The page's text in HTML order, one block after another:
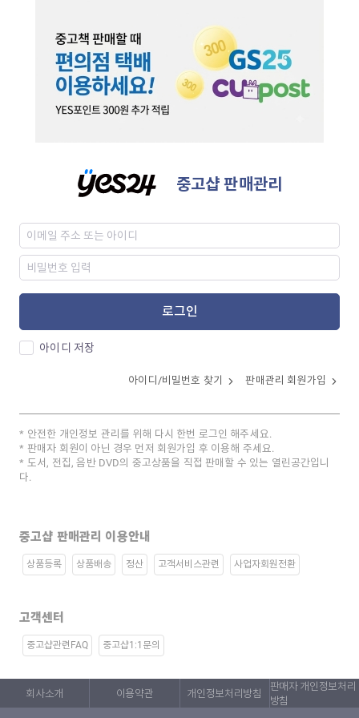
중고샵 판매관리
로그인
아이디 저장
아이디/비밀번호 찾기 판매관리 회원가입
안전한 개인정보 관리를 위해 다시 한번 로그인 해주세요.
판매자 회원이 아닌 경우 먼저 회원가입 후 이용해 주세요.
도서, 전집, 음반 DVD의 중고상품을 직접 판매할 수 있는 열린공간입니
다.
중고샵 판매관리 이용안내
상품등록 상품배송 정산 고객서비스관련 사업자회원전환
고객센터
중고샵관련FAQ 중고샵1:1문의
회사소개 이용약관 개인정보처리방침
판매자 개인정보처리
방침